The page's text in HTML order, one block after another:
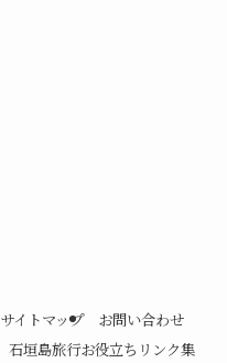
サイトマップ
お問い合わせ
石垣島旅行お役立ちリンク集